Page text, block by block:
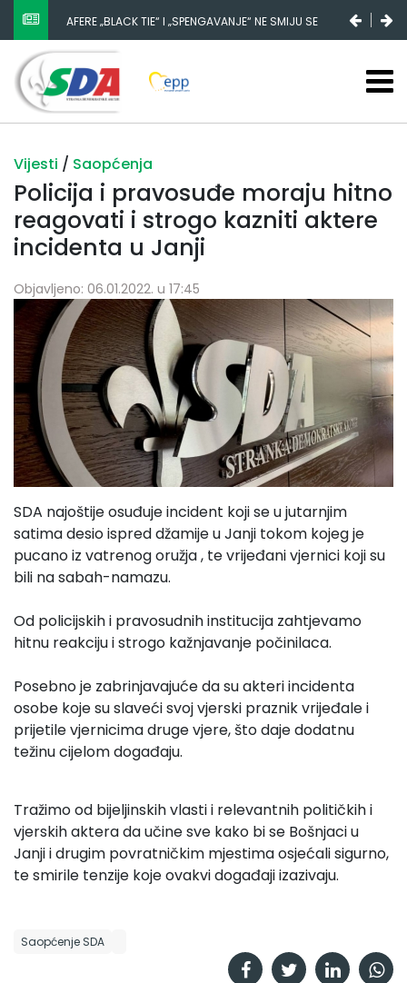
AFERE „BLACK TIE“ I „SPENGAVANJE“ NE SMIJU SE
ZATAŠKATI
Vijesti / Saopćenja
Policija i pravosuđe moraju hitno
reagovati i strogo kazniti aktere
incidenta u Janji
Objavljeno: 06.01.2022. u 17:45
SDA najoštije osuđuje incident koji se u jutarnjim
satima desio ispred džamije u Janji tokom kojeg je
pucano iz vatrenog oružja , te vrijeđani vjernici koji su
bili na sabah-namazu.
Od policijskih i pravosudnih institucija zahtjevamo
hitnu reakciju i strogo kažnjavanje počinilaca.
Posebno je zabrinjavajuće da su akteri incidenta
osobe koje su slaveći svoj vjerski praznik vrijeđale i
prijetile vjernicima druge vjere, što daje dodatnu
težinu cijelom događaju.
Tražimo od bijeljinskih vlasti i relevantnih političkih i
vjerskih aktera da učine sve kako bi se Bošnjaci u
Janji i drugim povratničkim mjestima osjećali sigurno,
te smirile tenzije koje ovakvi događaji izazivaju.
Saopćenje SDA